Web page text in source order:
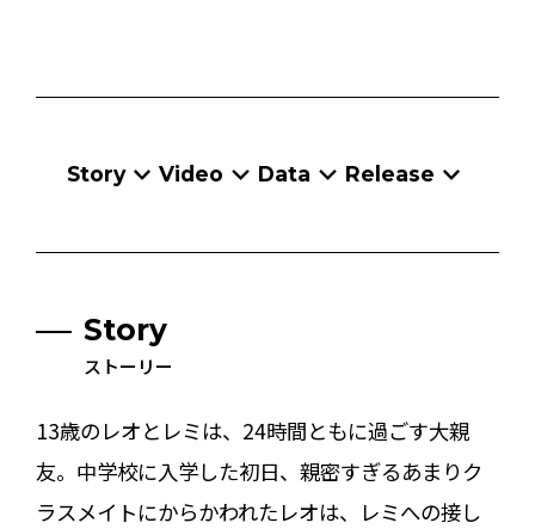
Story Video Data Release
Story
ストーリー
13歳のレオとレミは、24時間ともに過ごす大親
友。中学校に入学した初日、親密すぎるあまりク
ラスメイトにからかわれたレオは、レミへの接し